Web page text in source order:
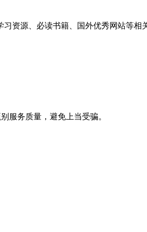
资源、必读书籍、国外优秀网站等相
服务质量，避免上当受骗。